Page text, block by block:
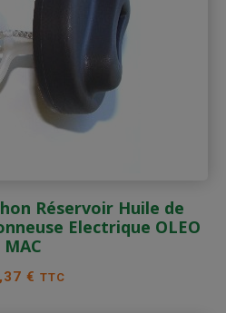
Réservoir Huile de
Electrique OLEO
MAC
€ TTC